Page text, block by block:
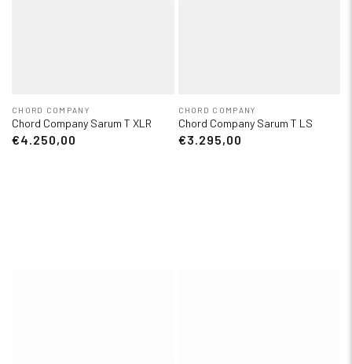
CHORD COMPANY
Chord Company Sarum T XLR
€4.250,00
CHORD COMPANY
Chord Company Sarum T LS
€3.295,00